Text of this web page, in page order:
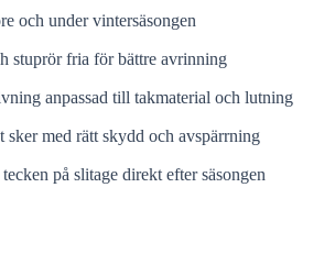
och under vintersäsongen
stuprör fria för bättre avrinning
anpassad till takmaterial och lutning
sker med rätt skydd och avspärrning
på slitage direkt efter säsongen